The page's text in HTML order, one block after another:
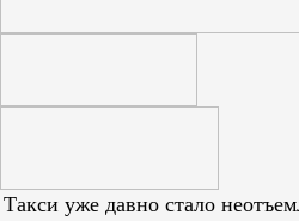
Такси уже давно стало